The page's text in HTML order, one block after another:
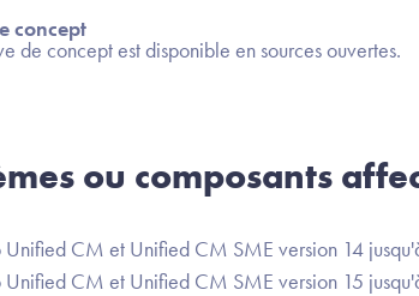
concept
de concept est disponible en sources ouvertes.
ou composants
CM et Unified CM SME version 14
CM et Unified CM SME version 15